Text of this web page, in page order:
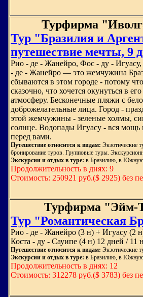
Турфирма
Тур "Бразилия и
путешествие мечты, 9
Рио - де - Жанейро, Фос - ду -
- де - Жанейро — это жемчужина
сбываются в этом городе - потому что
сказочно, что хочется окунуться в
атмосферу. Бесконечные пляжи с
доброжелательные лица. Город -
этой жемчужины - зеленые холмы,
солнце. Водопады Игуасу - вся
перед вами.
Путешествие относится к видам: Экзотические
бронирование туров. Групповые туры.
Экскурсии и отдых в туре: в Бразилию, в
Продолжительность в днях: 9
Стоимость: 250921 руб.($ 2925) без
Турфирма "Эйм-
Тур "Романтическая
Рио - де - Жанейро (3 н) + Игуасу (2
Коста - ду - Сауипе (4 н) 12 дней / 11
Путешествие относится к видам: Экзотические
Экскурсии и отдых в туре: в Бразилию, в
Продолжительность в днях: 12
Стоимость: 312278 руб.($ 3783) без